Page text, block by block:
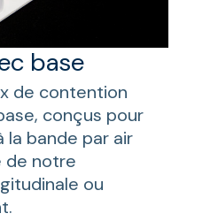
base
de contention
conçus pour
la bande par air
de notre
ou